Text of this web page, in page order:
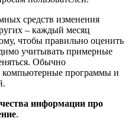
средств изменения
– каждый месяц
чтобы правильно оценить
учитывать примерные
Обычно
компьютерные программы и
информации про
.